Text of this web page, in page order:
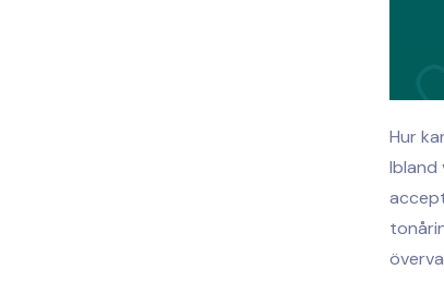
Hur
Ibland